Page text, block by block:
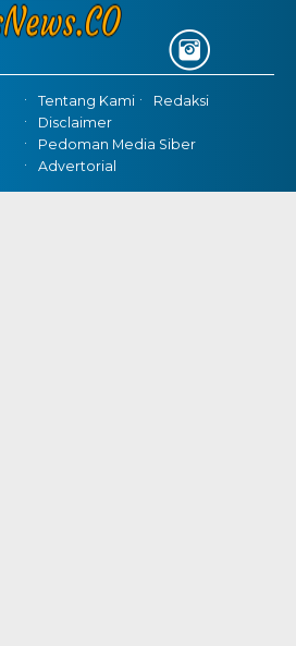
Tentang Kami
Redaksi
Disclaimer
Pedoman Media Siber
Advertorial